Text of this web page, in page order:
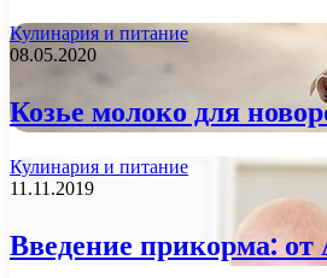
Кулинария и питание
08.05.2020
Козье молоко для
Кулинария и питание
11.11.2019
Введение прикорма: